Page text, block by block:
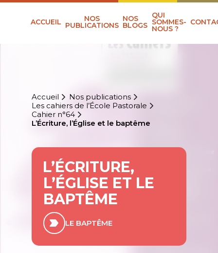
ACCUEIL NOS
PUBLICATIONS
NOS
BLOGS
QUI
SOMMES-
NOUS ?
Accueil
Nos publications
Les cahiers de l’École Pastorale
Cahier n°64
L’Écriture, l’Église et le baptême
L’ÉCRITURE,
L’ÉGLISE ET LE
BAPTÊME
LE BAPTÊME